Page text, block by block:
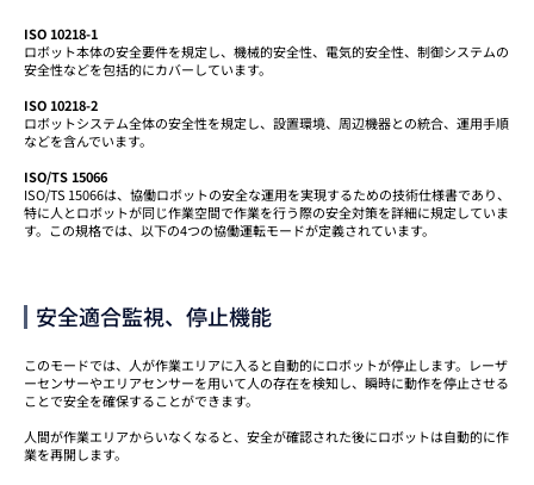
ISO 10218-1
ロボット本体の安全要件を規定し、機械的安全性、電気的安全性、制御システムの
安全性などを包括的にカバーしています。
ISO 10218-2
ロボットシステム全体の安全性を規定し、設置環境、周辺機器との統合、運用手順
などを含んでいます。
ISO/TS 15066
ISO/TS 15066は、協働ロボットの安全な運用を実現するための技術仕様書であり、
特に人とロボットが同じ作業空間で作業を行う際の安全対策を詳細に規定していま
す。この規格では、以下の4つの協働運転モードが定義されています。
安全適合監視、停止機能
このモードでは、人が作業エリアに入ると自動的にロボットが停止します。レーザ
ーセンサーやエリアセンサーを用いて人の存在を検知し、瞬時に動作を停止させる
ことで安全を確保することができます。
人間が作業エリアからいなくなると、安全が確認された後にロボットは自動的に作
業を再開します。